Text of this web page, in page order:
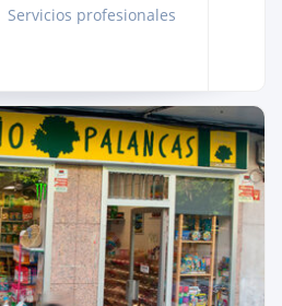
Servicios profesionales